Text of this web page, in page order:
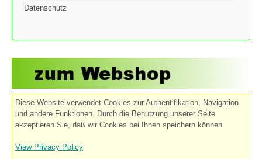
Datenschutz
Diese Website verwendet Cookies zur Authentifikation, Navigation
und andere Funktionen. Durch die Benutzung unserer Seite
akzeptieren Sie, daß wir Cookies bei Ihnen speichern können.
View Privacy Policy